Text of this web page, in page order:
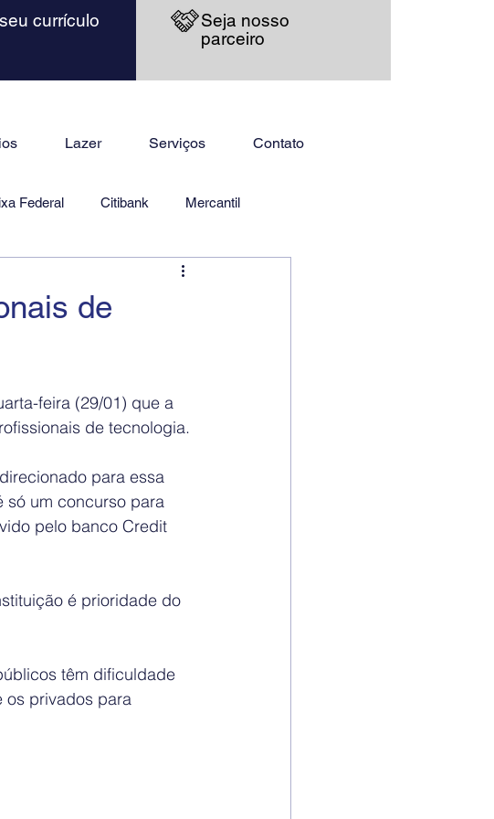
currículo
Seja nosso
parceiro
Lazer Serviços Contato
Federal Citibank Mercantil
de
feira (29/01) que a
de tecnologia.
para essa
só um concurso para
pelo banco Credit
é prioridade do
têm dificuldade
os privados para